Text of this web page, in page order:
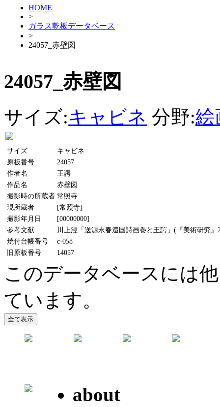
HOME
>
ガラス乾板データベース
>
24057_赤壁図
24057_赤壁図
サイズ:キャビネ 分野:絵
サイズ
キャビネ
原板番号
24057
作者名
王諤
作品名
赤壁図
撮影時の所蔵者 常照寺
現所蔵者
[常照寺]
撮影年月日
[00000000]
参考文献
川上涇「送源永春還国詩画巻と王諤」(『美術研究』
焼付台帳番号
c-058
旧原板番号
14057
このデータベースには
ています。
about